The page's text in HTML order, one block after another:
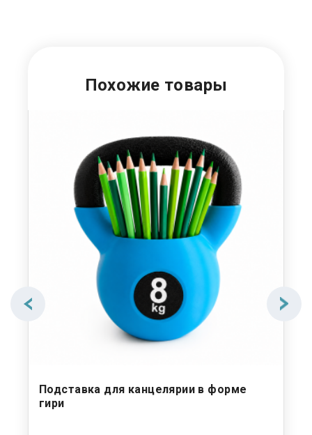
Похожие товары
Подставка для канцелярии в форме
гири